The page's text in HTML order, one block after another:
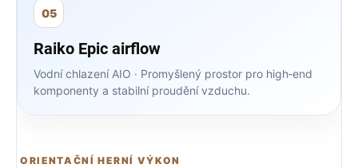
05
Raiko Epic airflow
Vodní chlazení AIO · Promyšlený prostor pro high‑end
komponenty a stabilní proudění vzduchu.
ORIENTAČNÍ HERNÍ VÝKON